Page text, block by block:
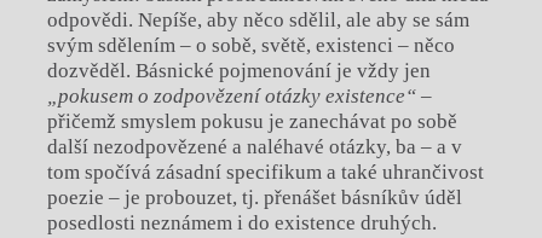
odpovědi. Nepíše, aby něco sdělil, ale aby se sám
svým sdělením – o sobě, světě, existenci – něco
dozvěděl. Básnické pojmenování je vždy jen
„pokusem o zodpovězení otázky existence“ –
přičemž smyslem pokusu je zanechávat po sobě
další nezodpovězené a naléhavé otázky, ba – a v
tom spočívá zásadní specifikum a také uhrančivost
poezie – je probouzet, tj. přenášet básníkův úděl
posedlosti neznámem i do existence druhých.